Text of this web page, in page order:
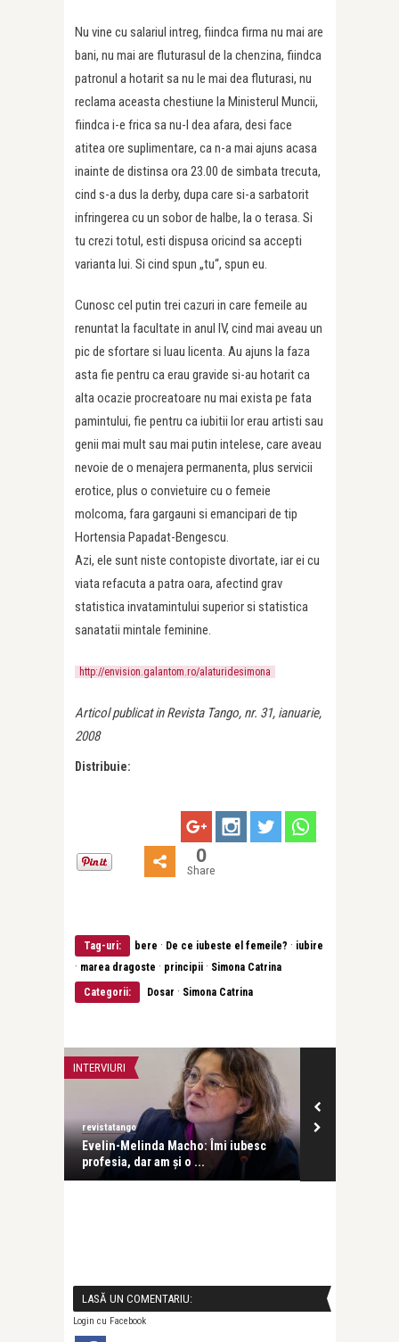
Nu vine cu salariul intreg, fiindca firma nu mai are
bani, nu mai are fluturasul de la chenzina, fiindca
patronul a hotarit sa nu le mai dea fluturasi, nu
reclama aceasta chestiune la Ministerul Muncii,
fiindca i-e frica sa nu-l dea afara, desi face
atitea ore suplimentare, ca n-a mai ajuns acasa
inainte de distinsa ora 23.00 de simbata trecuta,
cind s-a dus la derby, dupa care si-a sarbatorit
infringerea cu un sobor de halbe, la o terasa. Si
tu crezi totul, esti dispusa oricind sa accepti
varianta lui. Si cind spun „tu“, spun eu.
Cunosc cel putin trei cazuri in care femeile au
renuntat la facultate in anul IV, cind mai aveau un
pic de sfortare si luau licenta. Au ajuns la faza
asta fie pentru ca erau gravide si-au hotarit ca
alta ocazie procreatoare nu mai exista pe fata
pamintului, fie pentru ca iubitii lor erau artisti sau
genii mai mult sau mai putin intelese, care aveau
nevoie de o menajera permanenta, plus servicii
erotice, plus o convietuire cu o femeie
molcoma, fara gargauni si emancipari de tip
Hortensia Papadat-Bengescu.
Azi, ele sunt niste contopiste divortate, iar ei cu
viata refacuta a patra oara, afectind grav
statistica invatamintului superior si statistica
sanatatii mintale feminine.
http://envision.galantom.ro/alaturidesimona
Articol publicat in Revista Tango, nr. 31, ianuarie,
2008
Distribuie:
0
Share
Tag-uri: bere · De ce iubeste el femeile? · iubire
· marea dragoste · principii · Simona Catrina
Categorii:
Dosar · Simona Catrina
INTERVIURI
revistatango
Evelin-Melinda Macho: Îmi iubesc
profesia, dar am și o ...
LASĂ UN COMENTARIU:
Login cu Facebook